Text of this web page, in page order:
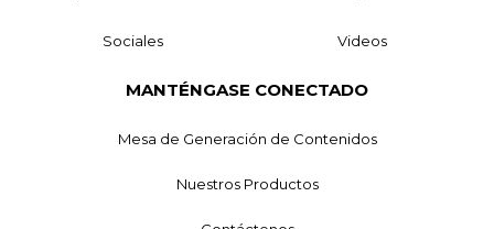
Sociales Videos
MANTÉNGASE CONECTADO
Mesa de Generación de Contenidos
Nuestros Productos